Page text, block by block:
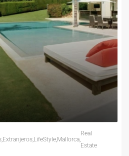
,Extranjeros,LifeStyle,Mallorca,
Real
Estate